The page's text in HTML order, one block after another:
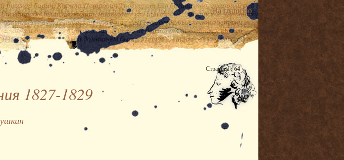
На главную
Страница: 64
1827-1829